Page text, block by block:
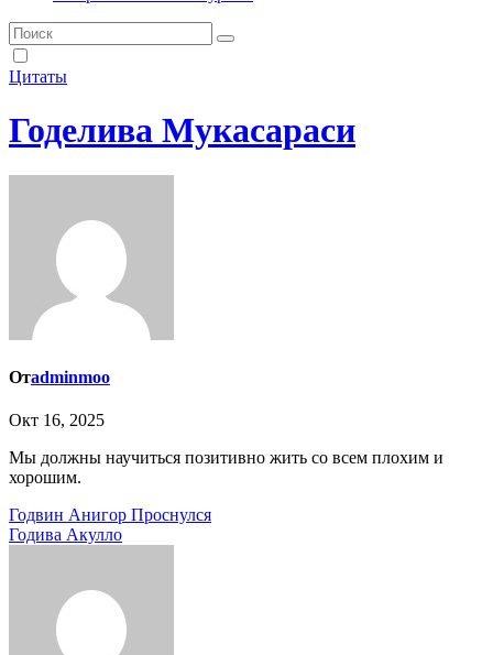
Цитаты
Годелива Мукасараси
Отadminmoo
Окт 16, 2025
Мы должны научиться позитивно жить со всем плохим и
хорошим.
Навигация
по
Годвин Анигор Проснулся
Годива Акулло